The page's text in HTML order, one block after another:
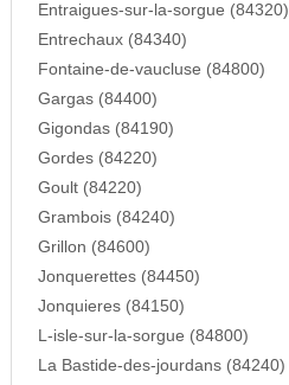
Entraigues-sur-la-sorgue (84320)
Entrechaux (84340)
Fontaine-de-vaucluse (84800)
Gargas (84400)
Gigondas (84190)
Gordes (84220)
Goult (84220)
Grambois (84240)
Grillon (84600)
Jonquerettes (84450)
Jonquieres (84150)
L-isle-sur-la-sorgue (84800)
La Bastide-des-jourdans (84240)